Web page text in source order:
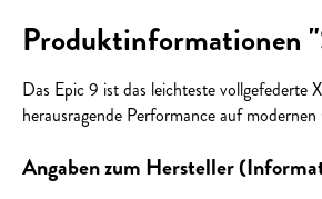
Produktinformationen
Das Epic 9 ist das leichteste
herausragende Performance auf
Angaben zum Hersteller